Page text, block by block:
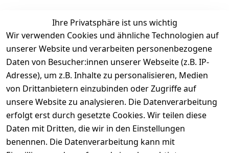
Ihre Privatsphäre ist uns wichtig
Wir verwenden Cookies und ähnliche Technologien auf
unserer Website und verarbeiten personenbezogene
Daten von Besucher:innen unserer Webseite (z.B. IP-
Adresse), um z.B. Inhalte zu personalisieren, Medien
von Drittanbietern einzubinden oder Zugriffe auf
unsere Website zu analysieren. Die Datenverarbeitung
erfolgt erst durch gesetzte Cookies. Wir teilen diese
Daten mit Dritten, die wir in den Einstellungen
benennen. Die Datenverarbeitung kann mit